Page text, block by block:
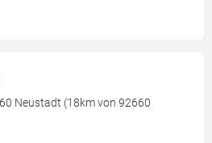
Neustadt (18km von 92660